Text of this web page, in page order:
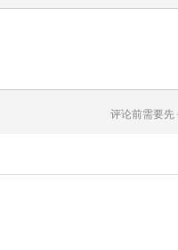
评论前需要先